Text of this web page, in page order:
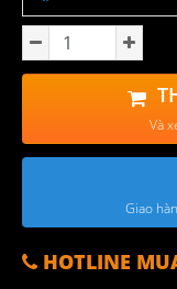
Và
Giao
HOTLINE